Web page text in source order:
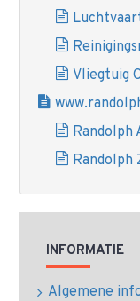
Vliegtuig
Randolph
Randolph
INFORMATIE
Algemene